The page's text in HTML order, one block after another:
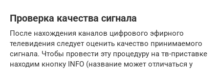
Проверка качества сигнала
После нахождения каналов цифрового эфирного
телевидения следует оценить качество принимаемого
сигнала. Чтобы провести эту процедуру на тв-приставке
находим кнопку INFO (название может отличаться у